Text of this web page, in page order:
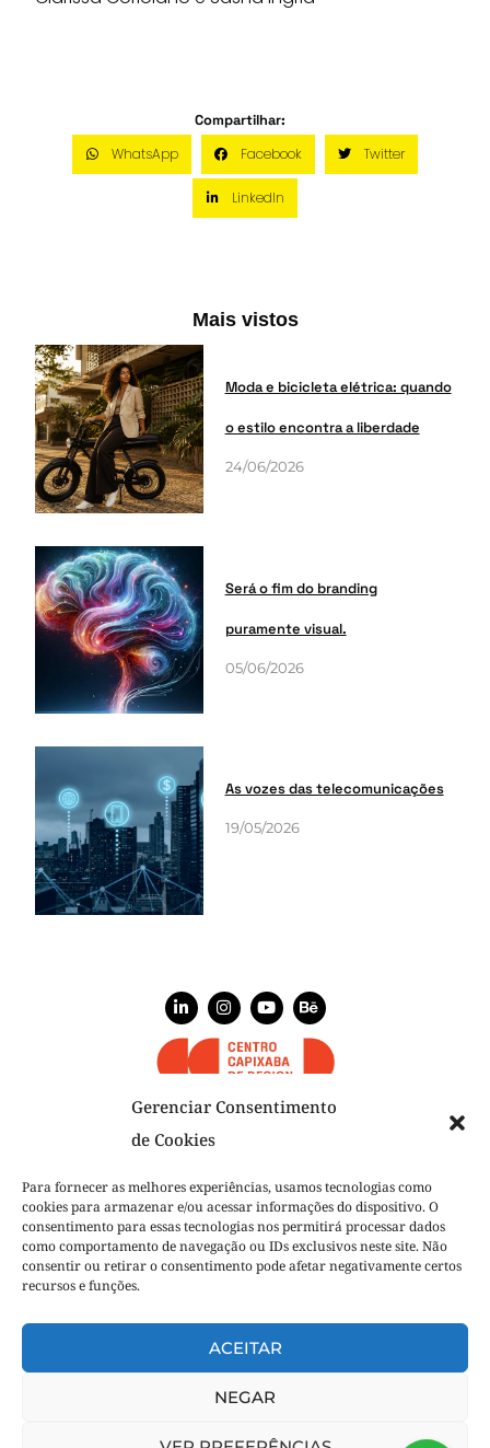
Gerenciar Consentimento
de Cookies
Para fornecer as melhores experiências, usamos tecnologias como
cookies para armazenar e/ou acessar informações do dispositivo. O
consentimento para essas tecnologias nos permitirá processar dados
como comportamento de navegação ou IDs exclusivos neste site. Não
consentir ou retirar o consentimento pode afetar negativamente certos
recursos e funções.
ACEITAR
NEGAR
Compartilhar:
WhatsApp
Facebook Twitter
LinkedIn
Mais vistos
Moda e bicicleta elétrica: quando
o estilo encontra a liberdade
24/06/2026
Será o fim do branding
puramente visual.
05/06/2026
As vozes das telecomunicações
19/05/2026
NÓS
NOSSO TIME
O QUE FAZEMOS
PROJETOS
NOSSA VOZ
Tudo começa com uma boa conversa.
Manda um alô!